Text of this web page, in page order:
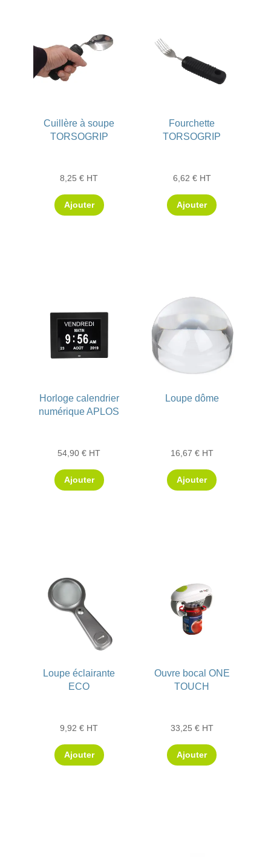
Cuillère à soupe
TORSOGRIP
8,25€ HT
Ajouter
Fourchette
TORSOGRIP
6,62 € HT
Ajouter
Horloge calendrier
numérique APLOS
54,90€ HT
Ajouter
Loupe dôme
16,67 € HT
Ajouter
Loupe éclairante
ECO
9,92€ HT
Ajouter
Ouvre bocal ONE
TOUCH
33,25 € HT
Ajouter